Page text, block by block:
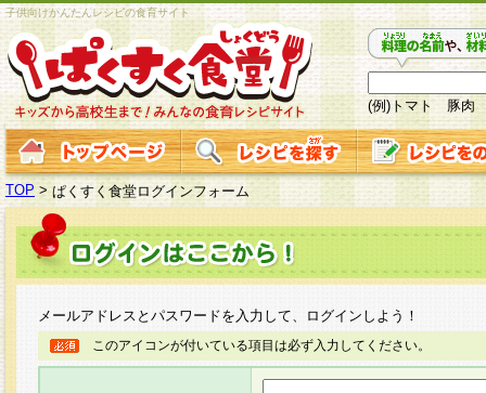
子供向けかんたんレシピの食育サイト
(例)トマト 豚肉
TOP > ぱくすく食堂ログインフォーム
メールアドレスとパスワードを入力して、ログインしよう！
このアイコンが付いている項目は必ず入力してください。